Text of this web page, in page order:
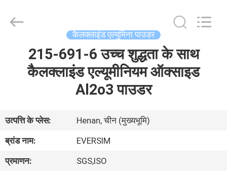
वीडियो
Imp.&Exp.Co.,Ltd.
कैलक्लाइंड एल्युमिना पाउडर
215-691-6 उच्च शुद्धता के साथ
कैलक्लाइंड एल्यूमीनियम ऑक्साइड
Al2o3 पाउडर
उत्पत्ति के प्लेस:
Henan, चीन (मुख्यभूमि)
ब्रांड नाम:
EVERSIM
प्रमाणन:
SGS,ISO